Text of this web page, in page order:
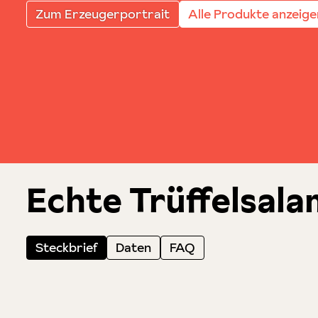
Zum Erzeugerportrait Alle Produkte
Echte
Steckbrief Daten FAQ